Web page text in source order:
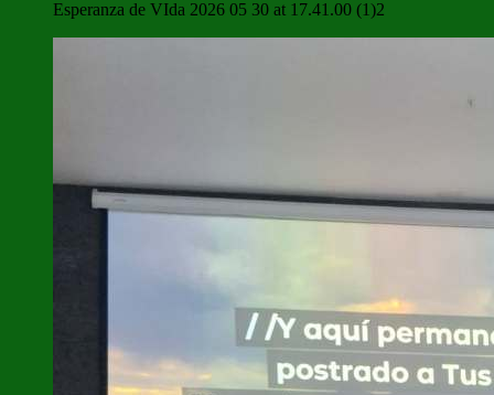
Esperanza de VIda 2026 05 30 at 17.41.00 (1)2